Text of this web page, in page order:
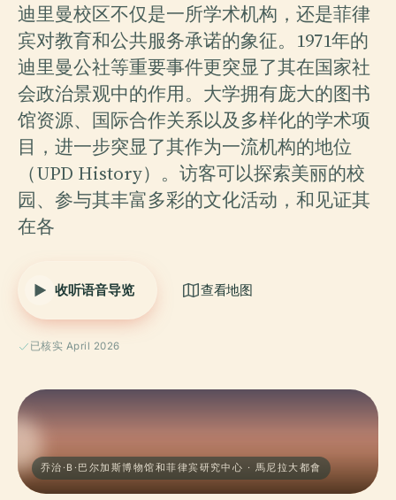
迪里曼校区不仅是一所学术机构，还是菲律
宾对教育和公共服务承诺的象征。1971年的
迪里曼公社等重要事件更突显了其在国家社
会政治景观中的作用。大学拥有庞大的图书
馆资源、国际合作关系以及多样化的学术项
目，进一步突显了其作为一流机构的地位
（UPD History）。访客可以探索美丽的校
园、参与其丰富多彩的文化活动，和见证其
在各
收听语音导览 查看地图
已核实 April 2026
乔治·B·巴尔加斯博物馆和菲律宾研究中心 · 馬尼拉大都會